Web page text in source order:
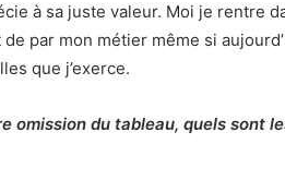
à sa juste valeur. Moi je rentre
par mon métier même si
que j’exerce.
omission du tableau, quels sont